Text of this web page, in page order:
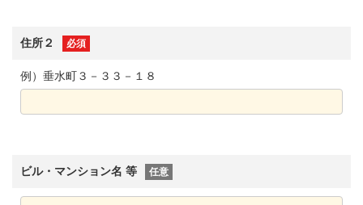
住所２ 必須
例）垂水町３－３３－１８
ビル・マンション名 等 任意